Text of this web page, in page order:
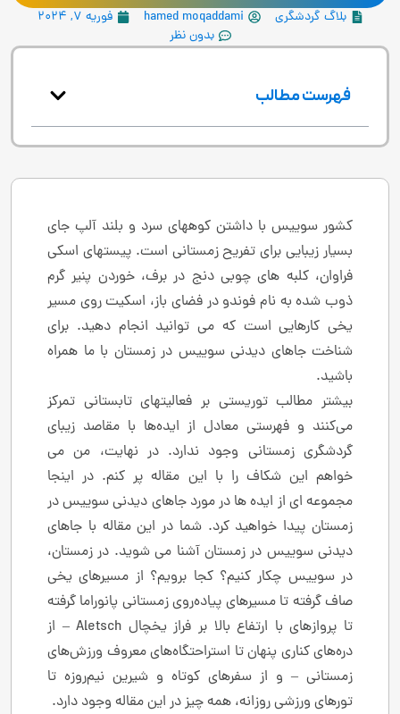
بلاگ گردشگری hamed moqaddami
فوریه 7, 2024
بدون نظر
فهرست مطالب
کشور سوییس با داشتن کوههای سرد و بلند آلپ جای
بسیار زیبایی برای تفریح زمستانی است. پیستهای اسکی
فراوان، کلبه های چوبی دنج در برف، خوردن پنیر گرم
ذوب شده به نام فوندو در فضای باز، اسکیت روی مسیر
یخی کارهایی است که می توانید انجام دهید. برای
شناخت جاهای دیدنی سوییس در زمستان با ما همراه
باشید.
بیشتر مطالب توریستی بر فعالیتهای تابستانی تمرکز
می‌کنند و فهرستی معادل از ایده‌ها با مقاصد زیبای
گردشگری زمستانی وجود ندارد. در نهایت، من می
خواهم این شکاف را با این مقاله پر کنم. در اینجا
مجموعه ای از ایده ها در مورد جاهای دیدنی سوییس در
زمستان پیدا خواهید کرد. شما در این مقاله با جاهای
دیدنی سوییس در زمستان آشنا می شوید. در زمستان،
در سوییس چکار کنیم؟ کجا برویم؟ از مسیرهای یخی
صاف گرفته تا مسیرهای پیاده‌روی زمستانی پانوراما گرفته
تا پروازهای با ارتفاع بالا بر فراز یخچال Aletsch – از
دره‌های کناری پنهان تا استراحتگاه‌های معروف ورزش‌های
زمستانی – و از سفرهای کوتاه و شیرین نیم‌روزه تا
تورهای ورزشی روزانه، همه چیز در این مقاله وجود دارد.